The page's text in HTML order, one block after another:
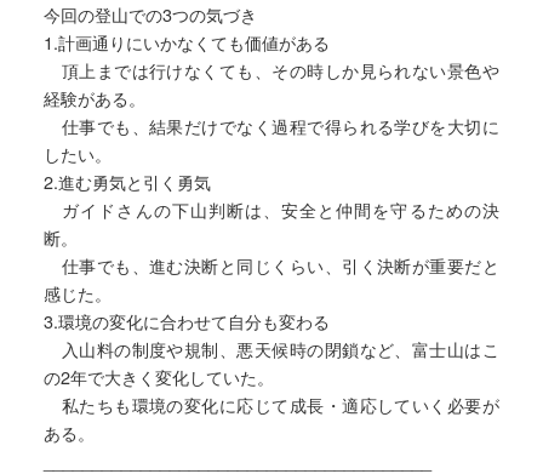
今回の登山での3つの気づき
1.計画通りにいかなくても価値がある
頂上までは行けなくても、その時しか見られない景色や
経験がある。
仕事でも、結果だけでなく過程で得られる学びを大切に
したい。
2.進む勇気と引く勇気
ガイドさんの下山判断は、安全と仲間を守るための決
断。
仕事でも、進む決断と同じくらい、引く決断が重要だと
感じた。
3.環境の変化に合わせて自分も変わる
入山料の制度や規制、悪天候時の閉鎖など、富士山はこ
の2年で大きく変化していた。
私たちも環境の変化に応じて成長・適応していく必要が
ある。